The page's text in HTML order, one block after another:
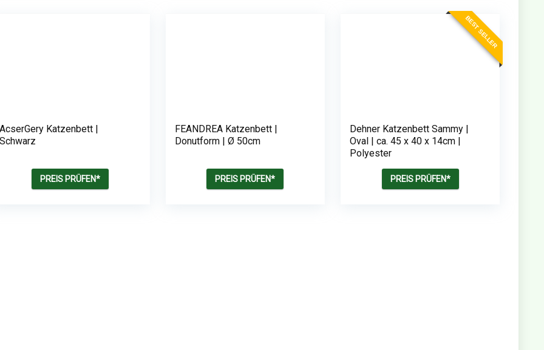
AcserGery Katzenbett |
Schwarz
PREIS PRÜFEN*
FEANDREA Katzenbett |
Donutform | Ø 50cm
PREIS PRÜFEN*
BEST SELLER
Dehner Katzenbett Sammy |
Oval | ca. 45 x 40 x 14cm |
Polyester
PREIS PRÜFEN*